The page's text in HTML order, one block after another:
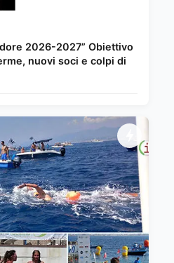
2026-2027” Obiettivo
nuovi soci e colpi di